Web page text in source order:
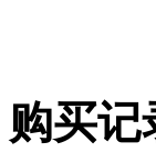
购买记